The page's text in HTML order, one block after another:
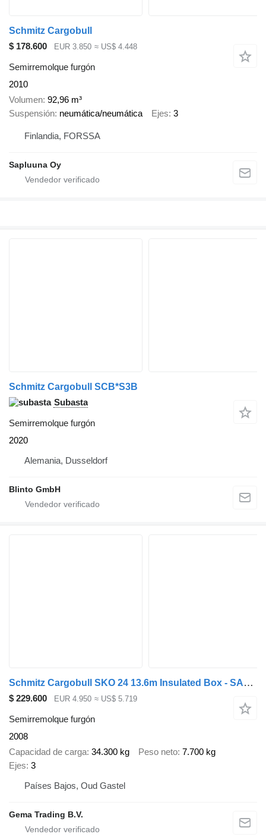
Schmitz Cargobull
$ 178.600
EUR 3.850 ≈ US$ 4.448
Semirremolque furgón
2010
Volumen 92,96 m³
Suspensión neumática/neumática Ejes 3
Finlandia, FORSSA
Sapluuna Oy
Schmitz Cargobull SCB*S3B
Subasta
Semirremolque furgón
2020
Alemania, Dusseldorf
Blinto GmbH
Schmitz Cargobull SKO 24 13.6m Insulated Box - SAF Axles - 2 Lift Axles - Disc Bra
$ 229.600 EUR 4.950 ≈ US$ 5.719
Semirremolque furgón
2008
Capacidad de carga 34.300 kg Peso neto 7.700 kg
Ejes 3
Países Bajos, Oud Gastel
Gema Trading B.V.